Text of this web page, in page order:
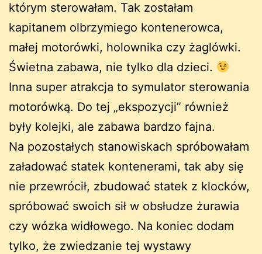
którym sterowałam. Tak zostałam
kapitanem olbrzymiego kontenerowca,
małej motorówki, holownika czy żaglówki.
Świetna zabawa, nie tylko dla dzieci.
Inna super atrakcja to symulator sterowania
motorówką. Do tej „ekspozycji” również
były kolejki, ale zabawa bardzo fajna.
Na pozostałych stanowiskach spróbowałam
załadować statek kontenerami, tak aby się
nie przewrócił, zbudować statek z klocków,
spróbować swoich sił w obsłudze żurawia
czy wózka widłowego. Na koniec dodam
tylko, że zwiedzanie tej wystawy